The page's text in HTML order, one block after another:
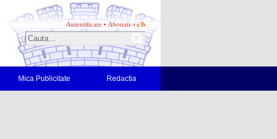
Autentificare • Abonati-va
Mica Publicitate Redactia